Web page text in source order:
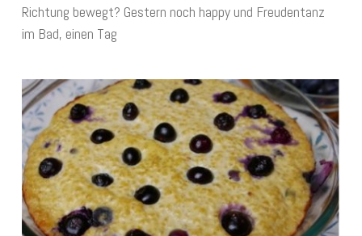
Richtung bewegt? Gestern noch happy und Freudentanz
im Bad, einen Tag